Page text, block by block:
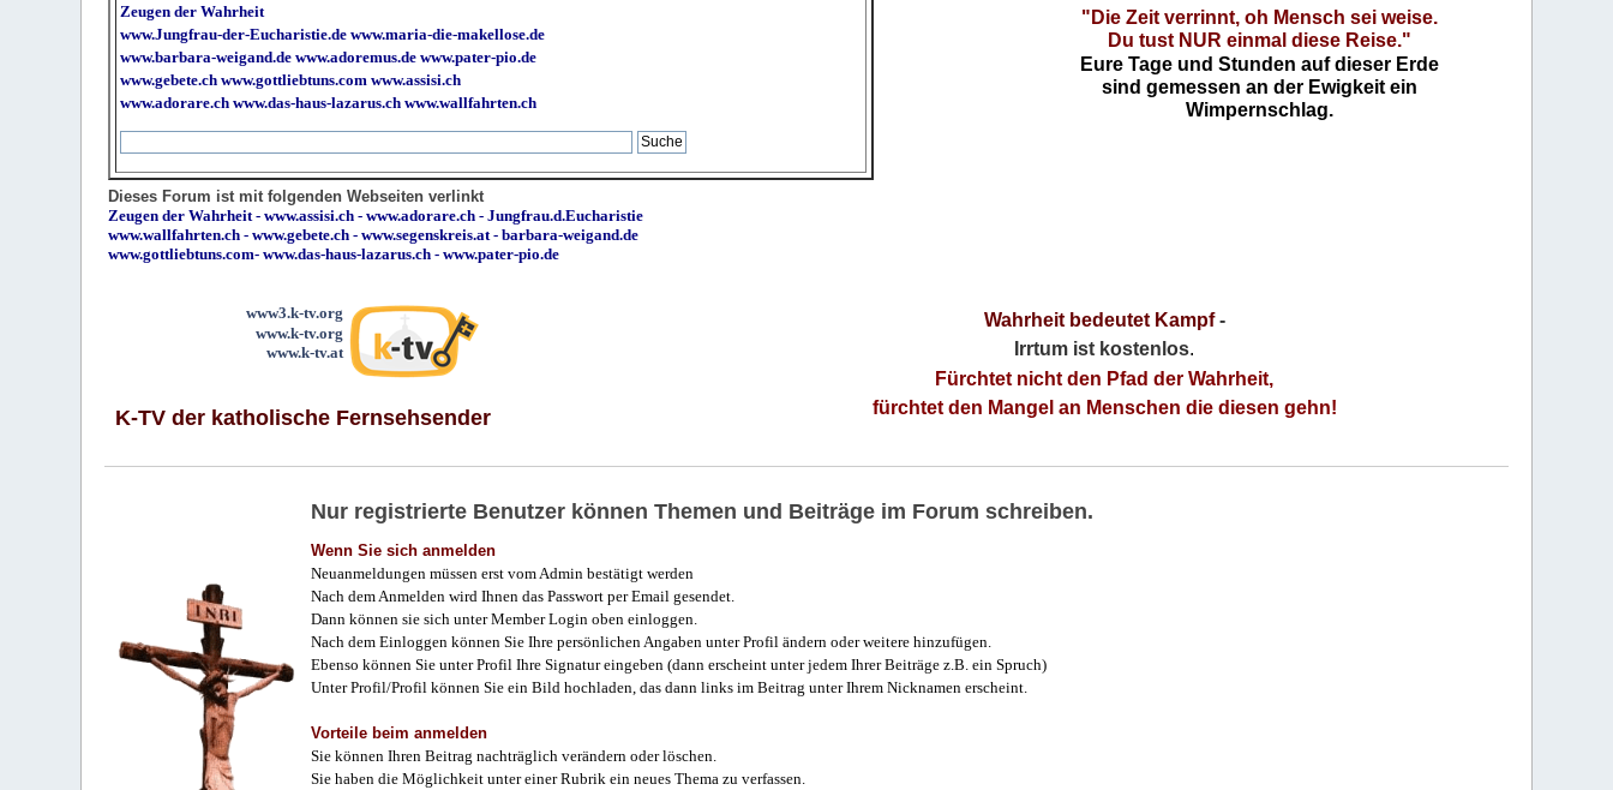
Zeugen der Wahrheit
www.Jungfrau-der-Eucharistie.de www.maria-die-makellose.de
www.barbara-weigand.de www.adoremus.de www.pater-pio.de
www.gebete.ch www.gottliebtuns.com www.assisi.ch
www.adorare.ch www.das-haus-lazarus.ch www.wallfahrten.ch
"Die Zeit verrinnt, oh Mensch sei weise.
Du tust NUR einmal diese Reise."
Eure Tage und Stunden auf dieser Erde
sind gemessen an der Ewigkeit ein
Wimpernschlag.
Dieses Forum ist mit folgenden Webseiten verlinkt
Zeugen der Wahrheit-www.assisi.ch -www.adorare.ch -Jungfrau.d.Eucharistie
www.wallfahrten.ch -www.gebete.ch -www.segenskreis.at-barbara-weigand.de
www.gottliebtuns.com-www.das-haus-lazarus.ch - www.pater-pio.de
www3.k-tv.org
www.k-tv.org
www.k-tv.at
K-TV der katholische Fernsehsender
Wahrheit bedeutet Kampf-
Irrtum ist kostenlos.
Fürchtet nicht den Pfad der Wahrheit,
fürchtet den Mangel an Menschen die diesen gehn!
Nur registrierte Benutzer können Themen und Beiträge im Forum schreiben.
Wenn Sie sich anmelden
Neuanmeldungen müssen erst vom Admin bestätigt werden
Nach dem Anmelden wird Ihnen das Passwort per Email gesendet.
Dann können sie sich unter Member Login oben einloggen.
Nach dem Einloggen können Sie Ihre persönlichen Angaben unter Profil ändern oder weitere hinzufügen.
Ebenso können Sie unter Profil Ihre Signatur eingeben (dann erscheint unter jedem Ihrer Beiträge z.B. ein Spruch)
Unter Profil/Profil können Sie ein Bild hochladen, das dann links im Beitrag unter Ihrem Nicknamen erscheint.
Vorteile beim anmelden
Sie können Ihren Beitrag nachträglich verändern oder löschen.
Sie haben die Möglichkeit unter einer Rubrik ein neues Thema zu verfassen.